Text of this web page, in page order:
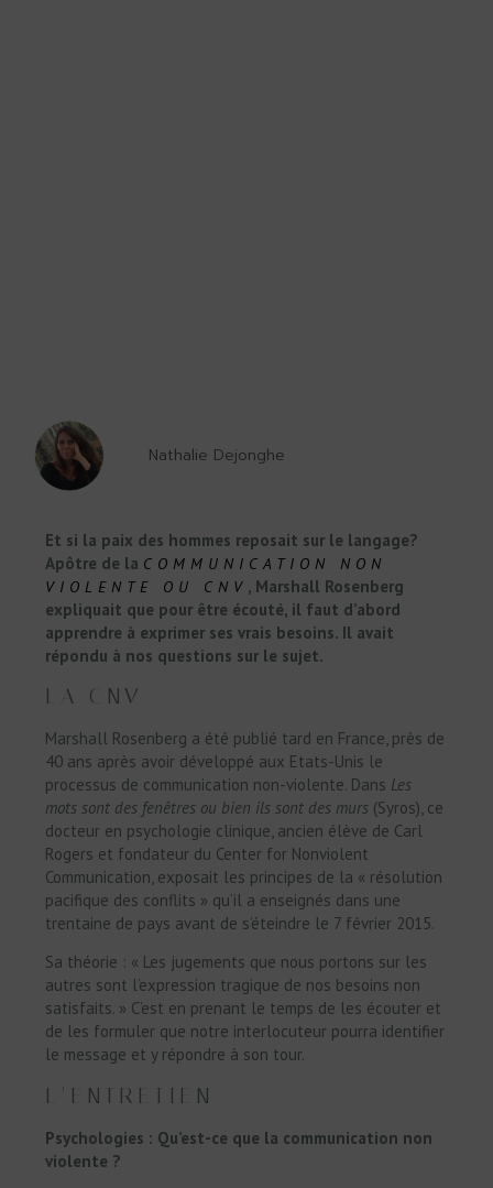
Nathalie Dejonghe
Et si la paix des hommes reposait sur le langage?
Apôtre de la COMMUNICATION NON
VIOLENTE OU CNV , Marshall Rosenberg
expliquait que pour être écouté, il faut d’abord
apprendre à exprimer ses vrais besoins. Il avait
répondu à nos questions sur le sujet.
LA CNV
Marshall Rosenberg a été publié tard en France, près de
40 ans après avoir développé aux Etats-Unis le
processus de communication non-violente. Dans Les
mots sont des fenêtres ou bien ils sont des murs (Syros), ce
docteur en psychologie clinique, ancien élève de Carl
Rogers et fondateur du Center for Nonviolent
Communication, exposait les principes de la « résolution
pacifique des conflits » qu’il a enseignés dans une
trentaine de pays avant de s’éteindre le 7 février 2015.
Sa théorie : « Les jugements que nous portons sur les
autres sont l’expression tragique de nos besoins non
satisfaits. » C’est en prenant le temps de les écouter et
de les formuler que notre interlocuteur pourra identifier
le message et y répondre à son tour.
L’ENTRETIEN
Psychologies : Qu’est-ce que la communication non
violente ?